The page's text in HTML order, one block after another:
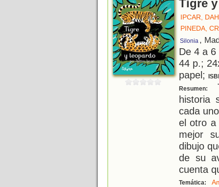
Tigre
IPCAR,
PINEDA,
Silonia ,
De 4 a
44 p.;
papel;
Resumen:
historia
cada
el otro a
mejor
dibujo
de su
cuenta
Temática: